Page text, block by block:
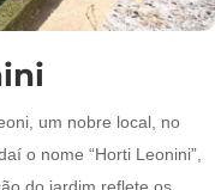
um nobre local, no
o nome “Horti Leonini”,
do jardim reflete os